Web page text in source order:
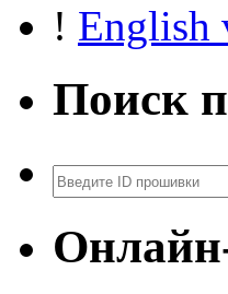
! English
Поиск
Поиск